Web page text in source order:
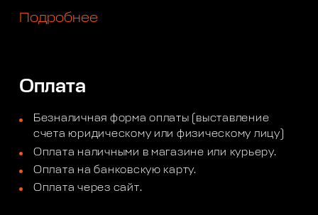
Подробнее
Оплата
Безналичная форма оплаты (выставление
счета юридическому или физическому лицу)
Оплата наличными в магазине или курьеру.
Оплата на банковскую карту.
Оплата через сайт.